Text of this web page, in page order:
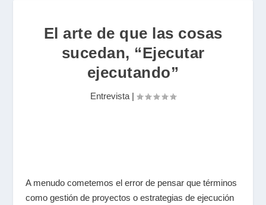
El arte de que las cosas
sucedan, “Ejecutar
ejecutando”
Entrevista |
A menudo cometemos el error de pensar que términos
como gestión de proyectos o estrategias de ejecución